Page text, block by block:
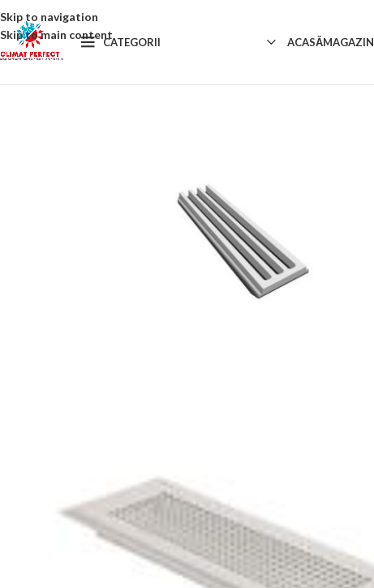
Skip to navigation
Skip to main content
CATEGORII ACASĂMAGAZIN